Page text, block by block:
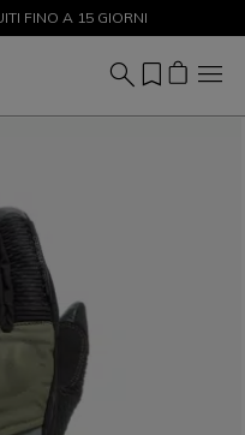
ORA
FINO A 15 GIORNI